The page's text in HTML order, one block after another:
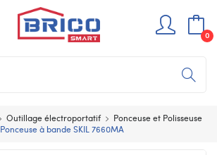
0
Outillage électroportatif
Ponceuse et Polisseuse
Ponceuse à bande SKIL 7660MA